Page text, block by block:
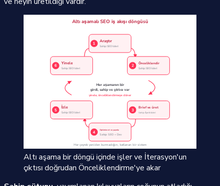
Altı aşama bir döngü içinde işler ve İterasyon'un
çıktısı doğrudan Önceliklendirme'ye akar